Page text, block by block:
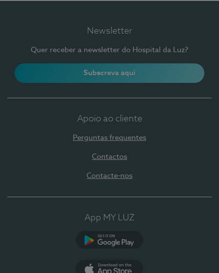
Newsletter
Quer receber a newsletter do Hospital da Luz?
Subscreva aqui
Apoio ao cliente
Perguntas frequentes
Contactos
Contacte-nos
App MY LUZ